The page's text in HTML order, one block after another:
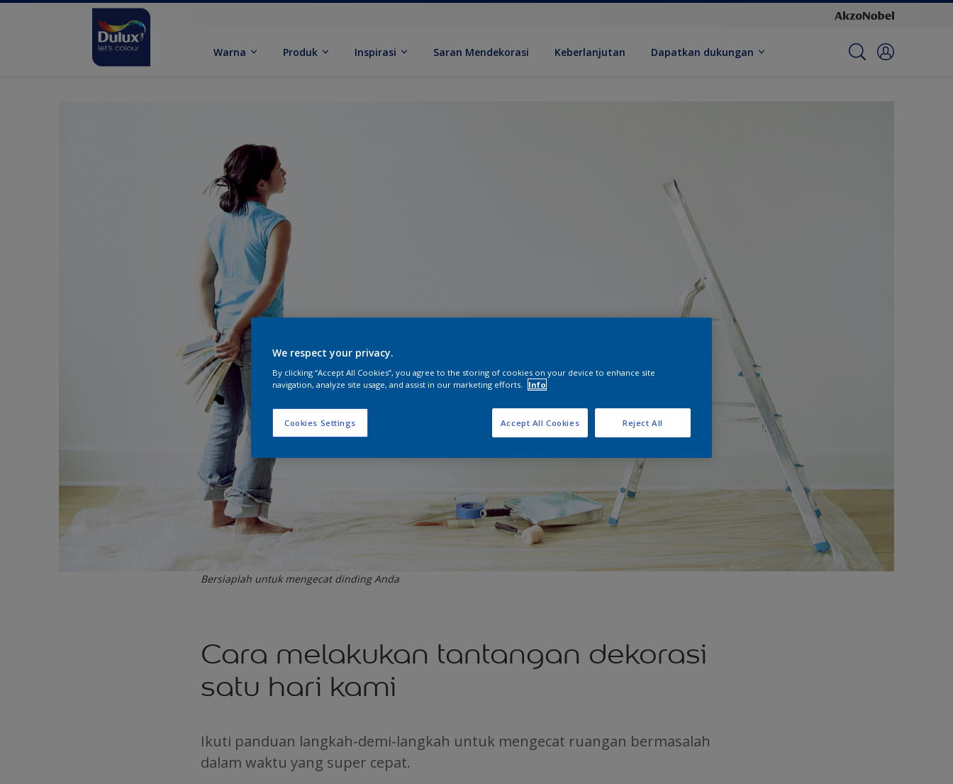
Warna Produk Inspirasi Saran Mendekorasi Keberlanjutan Dapatkan dukungan
Bersiaplah untuk mengecat dinding Anda
Cara melakukan tantangan dekorasi
satu hari kami
Ikuti panduan langkah-demi-langkah untuk mengecat ruangan bermasalah
dalam waktu yang super cepat.
We respect your privacy.
By clicking “Accept All Cookies”, you agree to the storing of cookies on your device to enhance site
navigation, analyze site usage, and assist in our marketing efforts.
Info
Cookies Settings Reject All
Accept All Cookies